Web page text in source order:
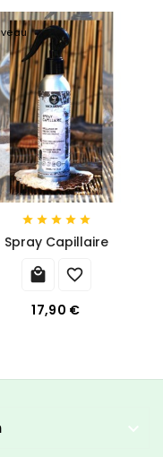
    
Spray Capillaire
 
17,90 €
